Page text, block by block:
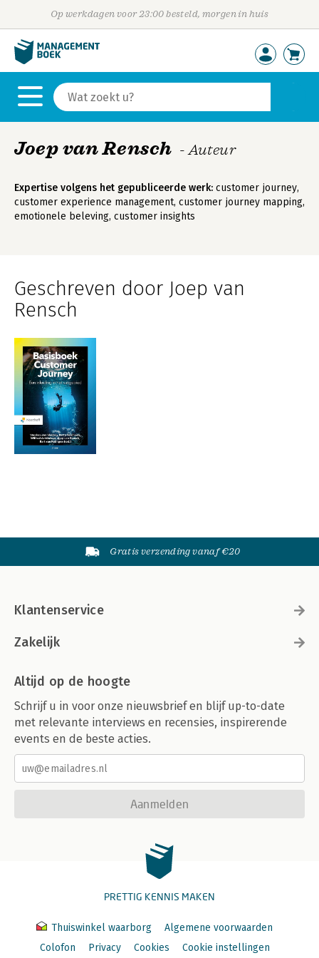
Op werkdagen voor 23:00 besteld, morgen in huis
Joep van Rensch - Auteur
Expertise volgens het gepubliceerde werk: customer journey,
customer experience management, customer journey mapping,
emotionele beleving, customer insights
Geschreven door Joep van
Rensch
Gratis verzending vanaf €20
Klantenservice
Zakelijk
Altijd op de hoogte
Schrijf u in voor onze nieuwsbrief en blijf up-to-date
met relevante interviews en recensies, inspirerende
events en de beste acties.
Aanmelden
PRETTIG KENNIS MAKEN
Thuiswinkel waarborg
Algemene voorwaarden
Colofon
Privacy Cookies Cookie instellingen